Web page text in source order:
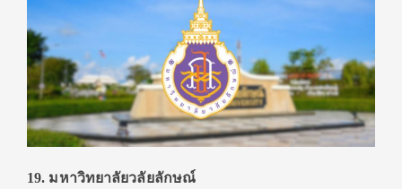
19. มหาวิทยาลัยวลัยลักษณ์